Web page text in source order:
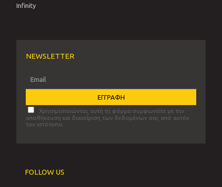
Infinity
NEWSLETTER
Χρησιμοποιώντας αυτή τη φόρμα συμφωνείτε με την
αποθήκευση και διαχείριση των δεδομένων σας από αυτόν
τον ιστότοπο.
FOLLOW US